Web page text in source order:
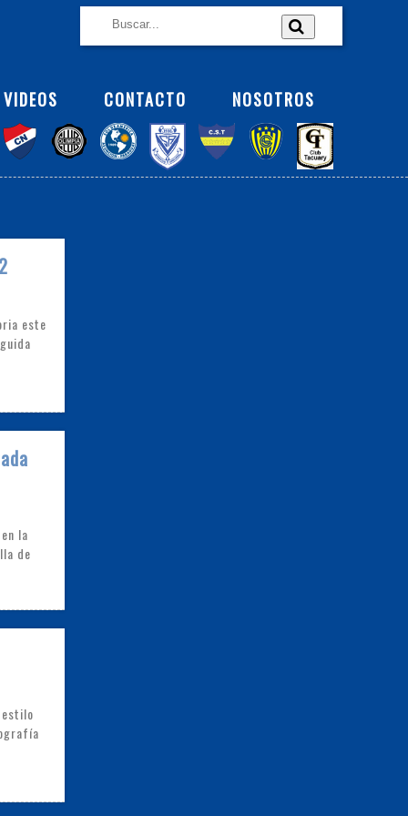
VIDEOS CONTACTO NOSOTROS
este
la
de